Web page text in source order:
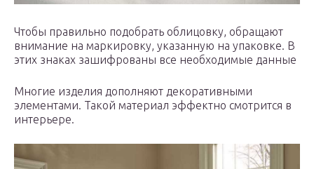
Чтобы правильно подобрать облицовку, обращают
внимание на маркировку, указанную на упаковке. В
этих знаках зашифрованы все необходимые данные
Многие изделия дополняют декоративными
элементами. Такой материал эффектно смотрится в
интерьере.